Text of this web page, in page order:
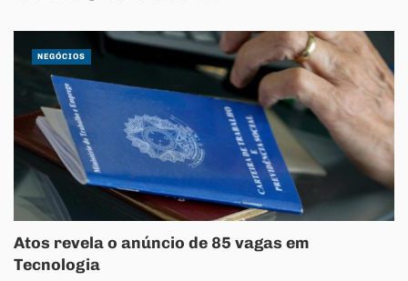
Atos revela o anúncio de 85 vagas em
Tecnologia
NEGÓCIOS